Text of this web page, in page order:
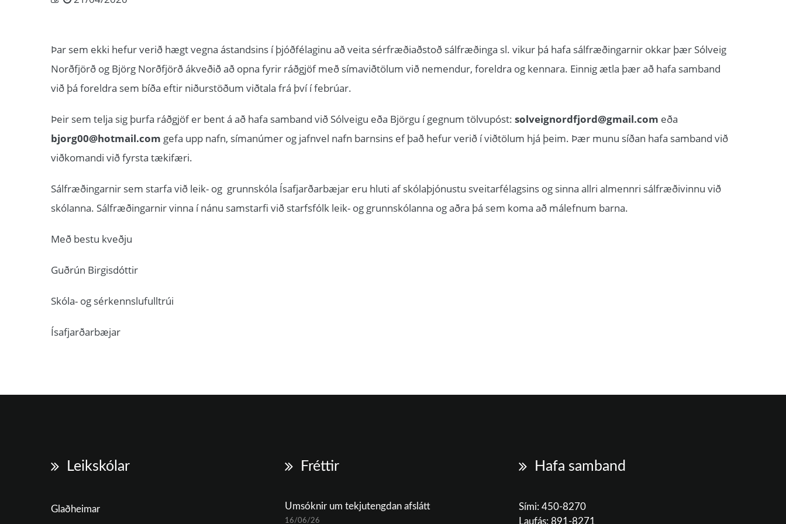
Þar sem ekki hefur verið hægt vegna ástandsins í þjóðfélaginu að veita sérfræðiaðstoð sálfræðinga sl. vikur þá hafa sálfræðingarnir okkar þær Sólveig
Norðfjörð og Björg Norðfjörð ákveðið að opna fyrir ráðgjöf með símaviðtölum við nemendur, foreldra og kennara. Einnig ætla þær að hafa samband
við þá foreldra sem bíða eftir niðurstöðum viðtala frá því í febrúar.
Þeir sem telja sig þurfa ráðgjöf er bent á að hafa samband við Sólveigu eða Björgu í gegnum tölvupóst: solveignordfjord@gmail.com eða
bjorg00@hotmail.com gefa upp nafn, símanúmer og jafnvel nafn barnsins ef það hefur verið í viðtölum hjá þeim. Þær munu síðan hafa samband við
viðkomandi við fyrsta tækifæri.
Sálfræðingarnir sem starfa við leik- og grunnskóla Ísafjarðarbæjar eru hluti af skólaþjónustu sveitarfélagsins og sinna allri almennri sálfræðivinnu við
skólanna. Sálfræðingarnir vinna í nánu samstarfi við starfsfólk leik- og grunnskólanna og aðra þá sem koma að málefnum barna.
Með bestu kveðju
Guðrún Birgisdóttir
Skóla- og sérkennslufulltrúi
Ísafjarðarbæjar
Leikskólar
Glaðheimar
Fréttir
Umsóknir um tekjutengdan afslátt
16/06/26
Hafa samband
Sími: 450-8270
Laufás: 891-8271